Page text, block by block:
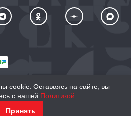
Книги «МОСКВА»
cookie. Оставаясь на сайте, вы
с нашей Политикой
Принять